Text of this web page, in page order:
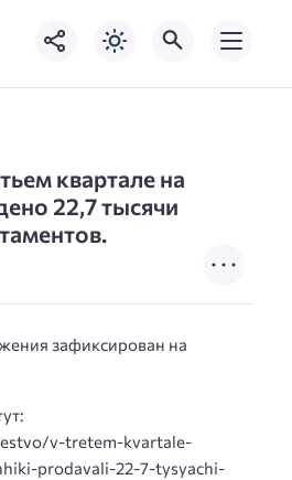
квартале на
22,7 тысячи
зафиксирован на
v-tretem-kvartale-
prodavali-22-7-tysyachi-